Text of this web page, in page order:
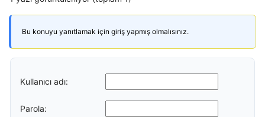
Bu konuyu yanıtlamak için giriş yapmış olmalısınız.
Kullanıcı adı:
Parola: